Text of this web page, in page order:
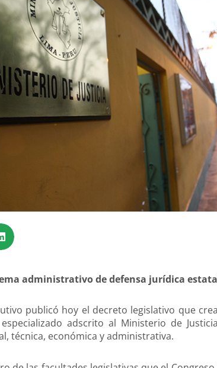
administrativo de defensa jurídica
publicó hoy el decreto legislativo que
adscrito al Ministerio de
técnica, económica y administrativa.